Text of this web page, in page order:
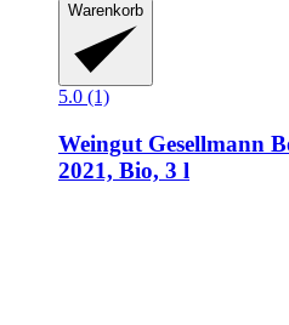
Warenkorb
5.0 (1)
Weingut Gesellmann
2021, Bio, 3 l